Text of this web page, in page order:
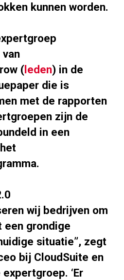
kunnen worden.
( leden) in de
die is
met de rapporten
zijn de
in een
wij bedrijven om
een grondige
situatie”, zegt
bij CloudSuite en
‘Er